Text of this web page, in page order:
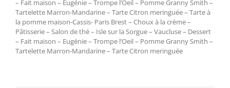
– Fait maison – Eugénie – Trompe l’Oeil – Pomme Granny Smith –
Tartelette Marron-Mandarine – Tarte Citron meringuée – Tarte à
la pomme maison-Cassis- Paris Brest – Choux à la crème –
Pâtisserie – Salon de thé – Isle sur la Sorgue – Vaucluse – Dessert
– Fait maison – Eugénie – Trompe l’Oeil – Pomme Granny Smith –
Tartelette Marron-Mandarine – Tarte Citron meringuée